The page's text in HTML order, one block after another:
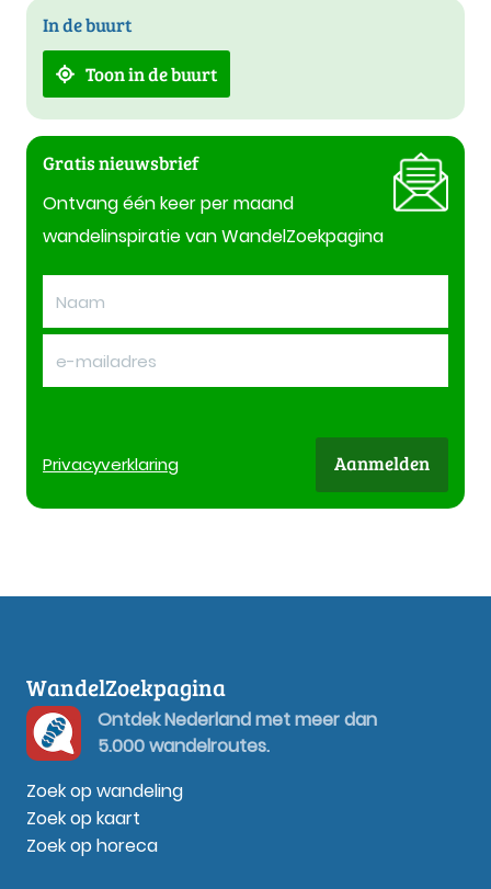
In de buurt
Toon in de buurt
Gratis nieuwsbrief
Ontvang één keer per maand
wandelinspiratie van WandelZoekpagina
Privacyverklaring Aanmelden
WandelZoekpagina
Ontdek Nederland met meer dan
5.000 wandelroutes.
Zoek op wandeling
Zoek op kaart
Zoek op horeca